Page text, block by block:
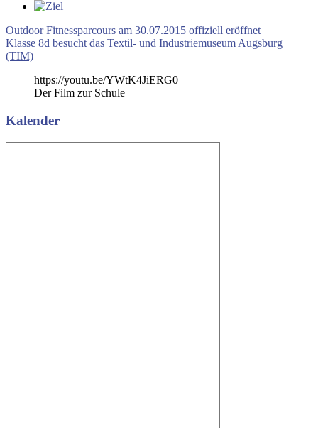
Beitragsnavigation
Vorheriger
Beitrag:
Outdoor Fitnessparcours am 30.07.2015 offiziell eröffnet
Nächster
Beitrag:
Klasse 8d besucht das Textil- und Industriemuseum Augsburg
(TIM)
https://youtu.be/YWtK4JiERG0
Der Film zur Schule
Kalender